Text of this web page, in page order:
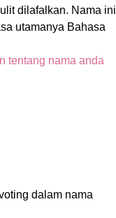
dilafalkan. Nama ini
utamanya Bahasa
tentang nama anda
dalam nama